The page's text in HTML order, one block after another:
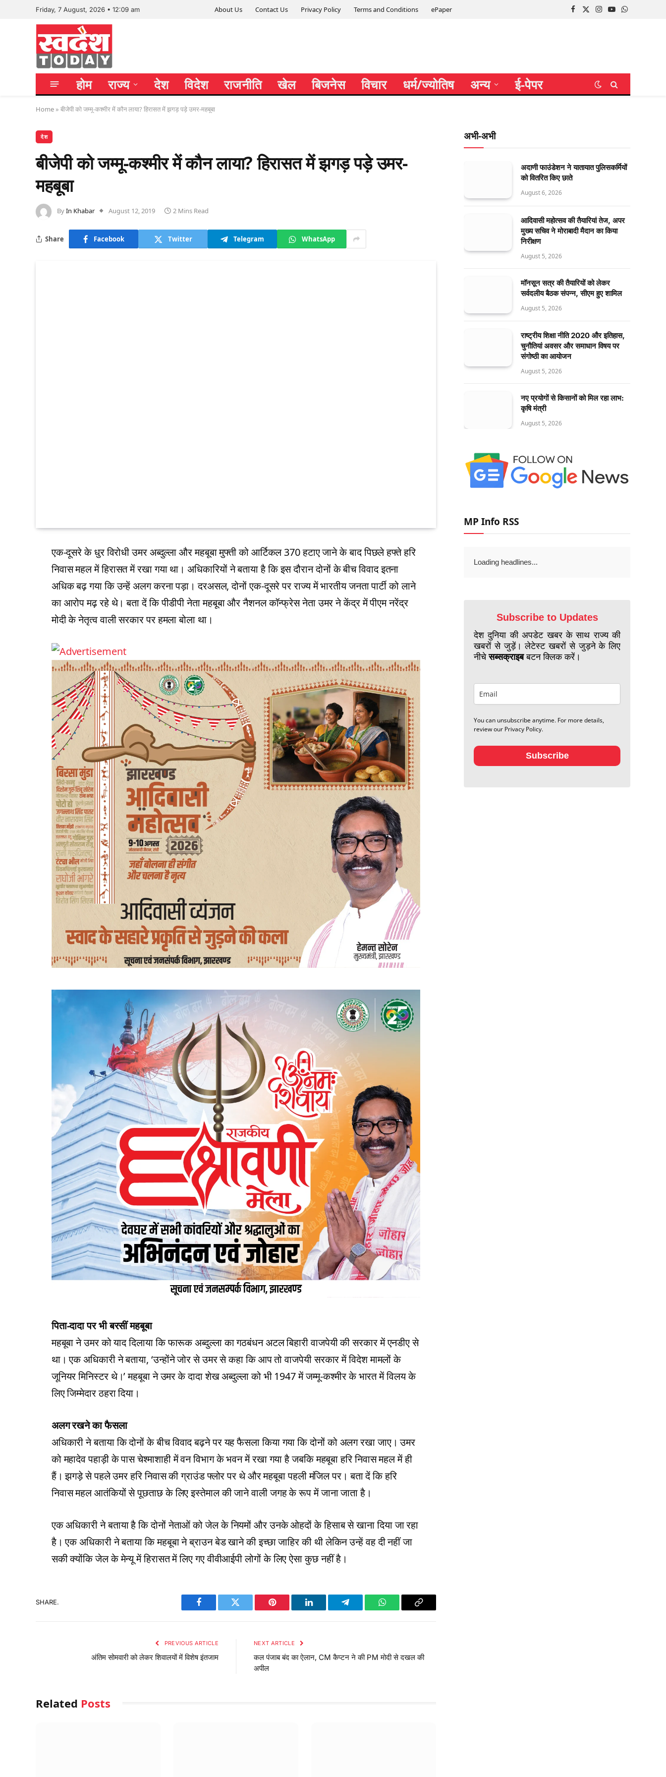
Friday, 7 August, 2026 • 12:09 am About Us Contact Us Privacy Policy Terms and Conditions ePaper
Facebook
X
Instagram
YouTubeWhatsApp
होम राज्य देश विदेश राजनीति खेल बिजनेस विचार धर्म/ज्योतिष अन्य ई-पेपर
Home » बीजेपी को जम्मू-कश्मीर में कौन लाया? हिरासत में झगड़ पड़े उमर-महबूबा
देश
बीजेपी को जम्मू-कश्मीर में कौन लाया? हिरासत में झगड़ पड़े उमर-
महबूबा
ByIn Khabar August 12, 2019 2 Mins Read
Share Facebook Twitter Telegram WhatsApp
एक-दूसरे के धुर विरोधी उमर अब्दुल्ला और महबूबा मुफ्ती को आर्टिकल 370 हटाए जाने के बाद पिछले हफ्ते हरि
निवास महल में हिरासत में रखा गया था। अधिकारियों ने बताया है कि इस दौरान दोनों के बीच विवाद इतना
अधिक बढ़ गया कि उन्हें अलग करना पड़ा। दरअसल, दोनों एक-दूसरे पर राज्य में भारतीय जनता पार्टी को लाने
का आरोप मढ़ रहे थे। बता दें कि पीडीपी नेता महबूबा और नैशनल कॉन्फ्रेस नेता उमर ने केंद्र में पीएम नरेंद्र
मोदी के नेतृत्व वाली सरकार पर हमला बोला था।
पिता-दादा पर भी बरसीं महबूबा
महबूबा ने उमर को याद दिलाया कि फारूक अब्दुल्ला का गठबंधन अटल बिहारी वाजपेयी की सरकार में एनडीए से
था। एक अधिकारी ने बताया, ‘उन्होंने जोर से उमर से कहा कि आप तो वाजपेयी सरकार में विदेश मामलों के
जूनियर मिनिस्टर थे।’ महबूबा ने उमर के दादा शेख अब्दुल्ला को भी 1947 में जम्मू-कश्मीर के भारत में विलय के
लिए जिम्मेदार ठहरा दिया।
अलग रखने का फैसला
अधिकारी ने बताया कि दोनों के बीच विवाद बढ़ने पर यह फैसला किया गया कि दोनों को अलग रखा जाए। उमर
को महादेव पहाड़ी के पास चेश्माशाही में वन विभाग के भवन में रखा गया है जबकि महबूबा हरि निवास महल में ही
हैं। झगड़े से पहले उमर हरि निवास की ग्राउंड फ्लोर पर थे और महबूबा पहली मंजिल पर। बता दें कि हरि
निवास महल आतंकियों से पूछताछ के लिए इस्तेमाल की जाने वाली जगह के रूप में जाना जाता है।
एक अधिकारी ने बताया है कि दोनों नेताओं को जेल के नियमों और उनके ओहदों के हिसाब से खाना दिया जा रहा
है। एक अधिकारी ने बताया कि महबूबा ने ब्राउन बेड खाने की इच्छा जाहिर की थी लेकिन उन्हें वह दी नहीं जा
सकी क्योंकि जेल के मेन्यू में हिरासत में लिए गए वीवीआईपी लोगों के लिए ऐसा कुछ नहीं है।
SHARE.
Facebook Twitter Pinterest LinkedIn Telegram WhatsAppCopy
PREVIOUS ARTICLE
अंतिम सोमवारी को लेकर शिवालयों में विशेष इंतजाम
NEXT ARTICLE
कल पंजाब बंद का ऐलान, CM कैप्टन ने की PM मोदी से दखल की
अपील
Related Posts
अभी-अभी
अदाणी फाउंडेशन ने यातायात पुलिसकर्मियों
को वितरित किए छाते
August 6, 2026
आदिवासी महोत्सव की तैयारियां तेज, अपर
मुख्य सचिव ने मोराबादी मैदान का किया
निरीक्षण
August 5, 2026
मॉनसून सत्र की तैयारियों को लेकर
सर्वदलीय बैठक संपन्न, सीएम हुए शामिल
August 5, 2026
राष्ट्रीय शिक्षा नीति 2020 और इतिहास,
चुनौतियां अवसर और समाधान विषय पर
संगोष्ठी का आयोजन
August 5, 2026
नए प्रयोगों से किसानों को मिल रहा लाभ:
कृषि मंत्री
August 5, 2026
MP Info RSS
Loading headlines...
Subscribe to Updates
देश दुनिया की अपडेट खबर के साथ राज्य की
खबरों से जुड़ें। लेटेस्ट खबरों से जुड़ने के लिए
नीचेसब्सक्राइबबटन क्लिक करें।
You can unsubscribe anytime. For more details,
review our Privacy Policy.
Subscribe